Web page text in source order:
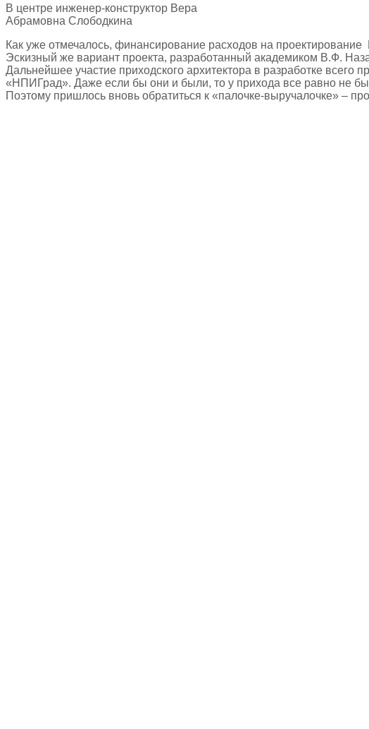
В центре инженер-конструктор Вера
Абрамовна Слободкина
Как уже отмечалось, финансирование расходов на
Эскизный же вариант проекта, разработанный академиком В.Ф.
Дальнейшее участие приходского архитектора в разработке всего
«НПИГрад». Даже если бы они и были, то у прихода все равно не
Поэтому пришлось вновь обратиться к «палочке-выручалочке» –